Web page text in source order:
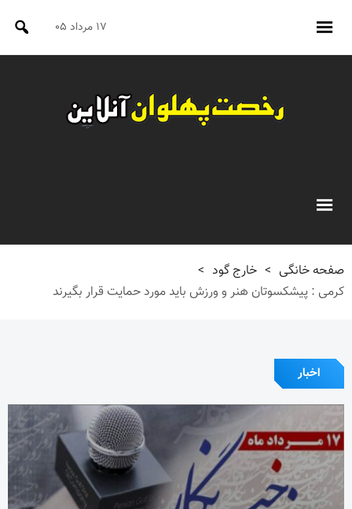
۱۷ مرداد ۰۵
صفحه خانگی > خارج گود >
کرمی : پیشکسوتان هنر و ورزش باید مورد حمایت قرار بگیرند
اخبار